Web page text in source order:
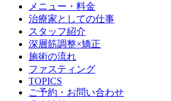
メニュー・料金
治療家としての仕事
スタッフ紹介
深層筋調整×矯正
施術の流れ
ファスティング
TOPICS
ご予約・お問い合わせ